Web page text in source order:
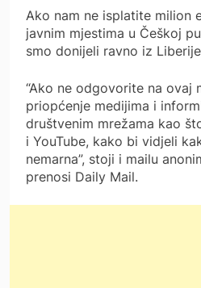
Ako nam ne isplatite milion
javnim mjestima u Češkoj
smo donijeli ravno iz
“Ako ne odgovorite na ovaj
priopćenje medijima i
društvenim mrežama kao
i YouTube, kako bi vidjeli
nemarna”, stoji i mailu
prenosi Daily Mail.